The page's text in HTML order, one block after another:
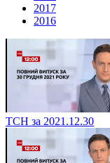
2017
2016
ТСН за 2021.12.30